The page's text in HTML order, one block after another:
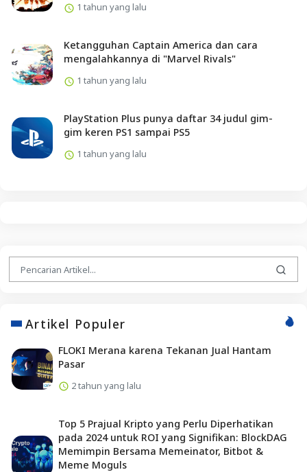
1 tahun yang lalu
Ketangguhan Captain America dan cara
mengalahkannya di "Marvel Rivals"
1 tahun yang lalu
PlayStation Plus punya daftar 34 judul gim-
gim keren PS1 sampai PS5
1 tahun yang lalu
Artikel Populer
FLOKI Merana karena Tekanan Jual Hantam
Pasar
2 tahun yang lalu
Top 5 Prajual Kripto yang Perlu Diperhatikan
pada 2024 untuk ROI yang Signifikan: BlockDAG
Memimpin Bersama Memeinator, Bitbot &
Meme Moguls